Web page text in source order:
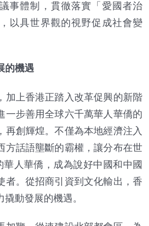
事體制，貫徹落實「愛國者治
以具世界觀的視野促成社會變
的機遇
上香港正踏入改革促興的新階
一步善用全球六千萬華人華僑的
再創輝煌。不僅為本地經濟注入
方話語壟斷的霸權，讓分布在世
人華僑，成為說好中國和中國
者。從招商引資到文化輸出，香
動發展的機遇。